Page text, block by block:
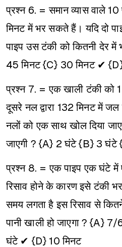
प्रश्न 6. = समान व्यास वाले
मिनट में भर सकते हैं। यदि दो
पाइप उस टंकी को कितनी देर में
45 मिनट {C} 30 मिनट ✔
प्रश्न 7. = एक खाली टंकी को 1
दूसरे नल द्वारा 132 मिनट में जल
नलों को एक साथ खोल दिया
जाएगी ? {A} 2 घंटे {B} 3 घंटे
प्रश्न 8. = एक पाइप एक घंटे
रिसाव होने के कारण इसे टंकी
समय लगता है इस रिसाव से
पानी खाली हो जाएगा ? {A} 7/
घंटे ✔ {D} 10 मिनट